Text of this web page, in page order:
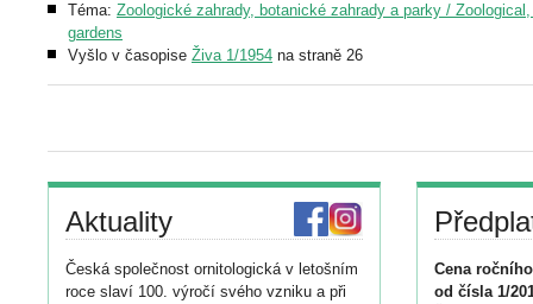
Téma: Zoologické zahrady, botanické zahrady a parky /
gardens
Vyšlo v časopise Živa 1/1954 na straně 26
Aktuality
Česká společnost ornitologická v letošním
roce slaví 100. výročí svého vzniku a při
Cena
od čísla 1/